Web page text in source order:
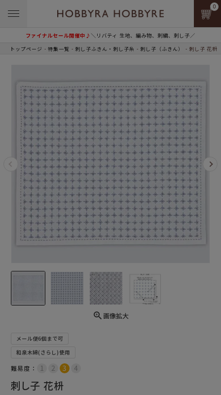
ファイナルセール開催中♪＼リバティ 生地、編み物、刺繍、刺し子／
0
トップページ 特集一覧 刺し子ふきん・刺し子糸 刺し子（ふきん） 刺し子 花枡
画像拡大
メール便6個まで可
和泉木綿(さらし)使用
難易度：
刺し子 花枡